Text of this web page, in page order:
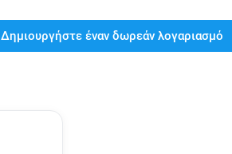
Δημιουργήστε έναν δωρεάν λογαριασμό